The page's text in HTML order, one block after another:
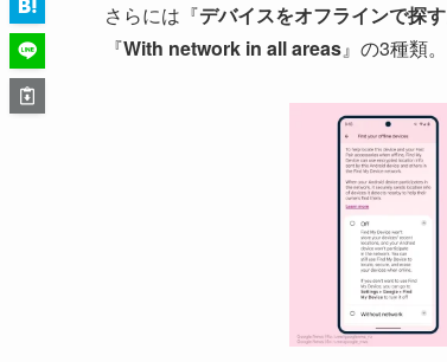
さらには『デバイスをオフラインで探す
『With network in all areas』の3種類。